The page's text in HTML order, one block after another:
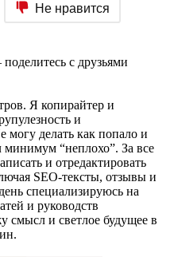
Не нравится
с друзьями
Я копирайтер и
и
могу делать как попало и
минимум “неплохо”. За все
и отредактировать
SEO-тексты, отзывы и
специализируюсь на
и руководств
смысл и светлое будущее в